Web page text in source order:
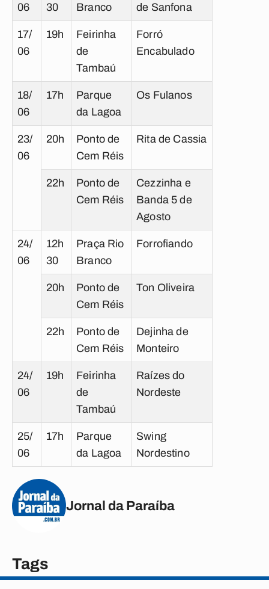
06 30 Branco de Sanfona
17/
06
19h
Feirinha
de
Tambaú
Forró
Encabulado
18/
06
17h
Parque
da Lagoa
Os Fulanos
23/
06
20h
Ponto de
Cem Réis
Rita de Cassia
22h
Ponto de
Cem Réis
Cezzinha e
Banda 5 de
Agosto
24/
06
12h
30
Praça Rio
Branco
Forrofiando
20h
Ponto de
Cem Réis
Ton Oliveira
22h
Ponto de
Cem Réis
Dejinha de
Monteiro
24/
06
19h
Feirinha
de
Tambaú
Raízes do
Nordeste
25/
06
17h
Parque
da Lagoa
Swing
Nordestino
Jornal da Paraíba
Tags